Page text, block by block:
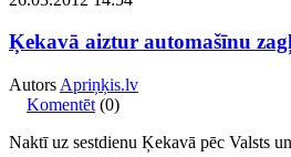
Ķekavā aiztur automašīnu
Autors Apriņķis.lv
Komentēt (0)
Naktī uz sestdienu Ķekavā pēc Valsts